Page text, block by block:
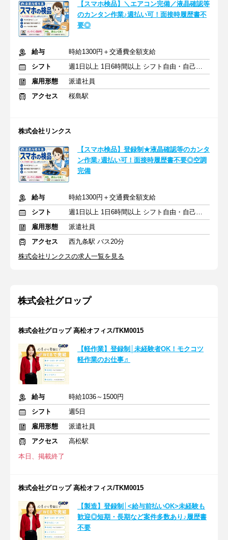
【スマホ検品】＼エアコン完備／液晶確認等
のカンタン作業♪週払い可！面接時履歴書不
要◎
給与
時給1300円＋交通費全額支給
シフト
週1日以上 1日6時間以上 シフト自由・自己申告
雇用形態
派遣社員
アクセス
桜島駅
株式会社リンクス
【スマホ検品】登録制★液晶確認等のカンタ
ン作業♪週払い可！面接時履歴書不要◎空調
完備
給与
時給1300円＋交通費全額支給
シフト
週1日以上 1日6時間以上 シフト自由・自己申告
雇用形態
派遣社員
アクセス
西九条駅 バス20分
株式会社リンクスの求人一覧を見る
株式会社グロップ
株式会社グロップ 高松オフィス/TKM0015
【軽作業】登録制│未経験者OK！モクコツ
軽作業のお仕事♬
給与
時給1036～1500円
シフト
週5日
雇用形態
派遣社員
アクセス
高松駅
本日、掲載終了
株式会社グロップ 高松オフィス/TKM0015
【製造】登録制│<給与前払いOK>未経験も
歓迎◎短期・長期など案件多数あり♪履歴書
不要